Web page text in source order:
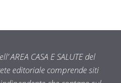
AREA CASA E SALUTE del
editoriale comprende siti